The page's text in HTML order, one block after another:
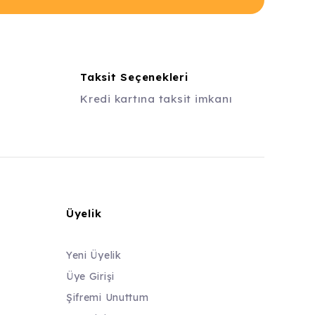
Taksit Seçenekleri
Kredi kartına taksit imkanı
Üyelik
Yeni Üyelik
Üye Girişi
Şifremi Unuttum